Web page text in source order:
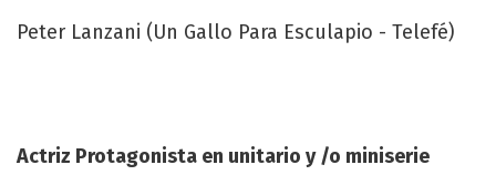
Peter Lanzani (Un Gallo Para Esculapio - Telefé)
Actriz Protagonista en unitario y /o miniserie